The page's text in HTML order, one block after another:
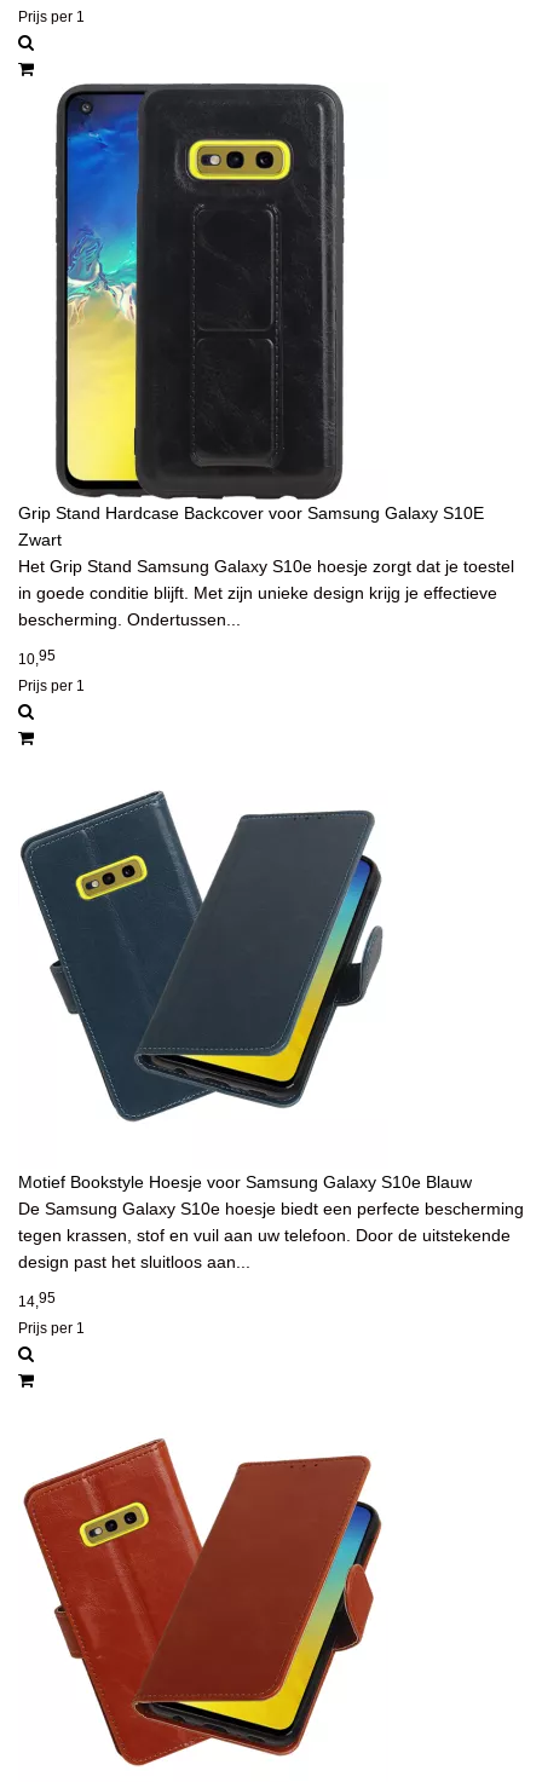
Prijs per 1
Grip Stand Hardcase Backcover voor Samsung Galaxy S10E
Zwart
Het Grip Stand Samsung Galaxy S10e hoesje zorgt dat je toestel
in goede conditie blijft. Met zijn unieke design krijg je effectieve
bescherming. Ondertussen...
10,95
Prijs per 1
Motief Bookstyle Hoesje voor Samsung Galaxy S10e Blauw
De Samsung Galaxy S10e hoesje biedt een perfecte bescherming
tegen krassen, stof en vuil aan uw telefoon. Door de uitstekende
design past het sluitloos aan...
14,95
Prijs per 1